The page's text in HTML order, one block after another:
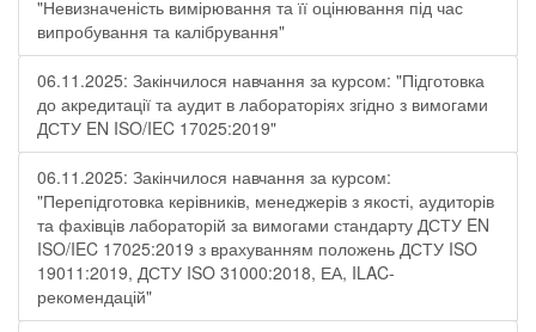
"Невизначеність вимірювання та її оцінювання під час
випробування та калібрування"
06.11.2025: Закінчилося навчання за курсом: "Підготовка
до акредитації та аудит в лабораторіях згідно з вимогами
ДСТУ EN ISO/IEC 17025:2019"
06.11.2025: Закінчилося навчання за курсом:
"Перепідготовка керівників, менеджерів з якості, аудиторів
та фахівців лабораторій за вимогами стандарту ДСТУ EN
ISO/IEC 17025:2019 з врахуванням положень ДСТУ ISO
19011:2019, ДСТУ ISO 31000:2018, ЕА, ILAC-
рекомендацій"